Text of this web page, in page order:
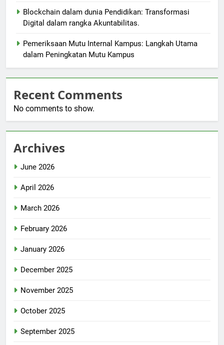
Blockchain dalam dunia Pendidikan: Transformasi
Digital dalam rangka Akuntabilitas.
Pemeriksaan Mutu Internal Kampus: Langkah Utama
dalam Peningkatan Mutu Kampus
Recent Comments
No comments to show.
Archives
June 2026
April 2026
March 2026
February 2026
January 2026
December 2025
November 2025
October 2025
September 2025